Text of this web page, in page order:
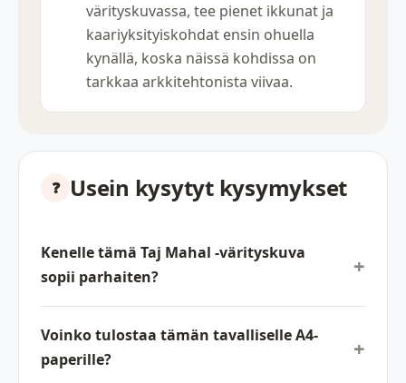
värityskuvassa, tee pienet ikkunat ja
kaariyksityiskohdat ensin ohuella
kynällä, koska näissä kohdissa on
tarkkaa arkkitehtonista viivaa.
Usein kysytyt kysymykset
Kenelle tämä Taj Mahal -värityskuva
sopii parhaiten?
Voinko tulostaa tämän tavalliselle A4-
paperille?